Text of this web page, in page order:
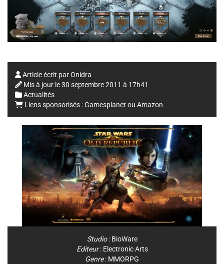
Article écrit parOnidra
Mis à jour le30 septembre 2011 à 17h41
Actualités
Liens sponsorisés :Gamesplanet ou Amazon
Studio: BioWare
Editeur: Electronic Arts
Genre: MMORPG